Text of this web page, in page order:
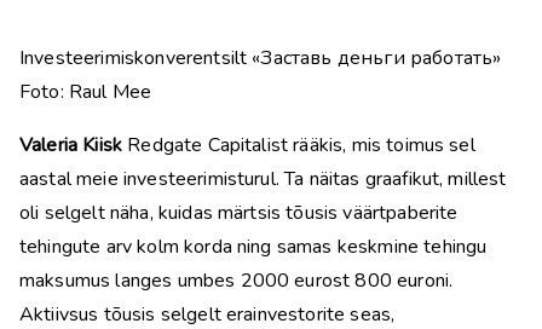
Investeerimiskonverentsilt «Заставь деньги работать»
Foto: Raul Mee
Valeria Kiisk Redgate Capitalist rääkis, mis toimus sel
aastal meie investeerimisturul. Ta näitas graafikut, millest
oli selgelt näha, kuidas märtsis tõusis väärtpaberite
tehingute arv kolm korda ning samas keskmine tehingu
maksumus langes umbes 2000 eurost 800 euroni.
Aktiivsus tõusis selgelt erainvestorite seas,